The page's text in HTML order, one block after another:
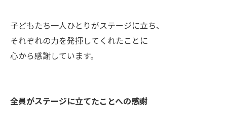
子どもたち一人ひとりがステージに立ち、
それぞれの力を発揮してくれたことに
心から感謝しています。
全員がステージに立てたことへの感謝